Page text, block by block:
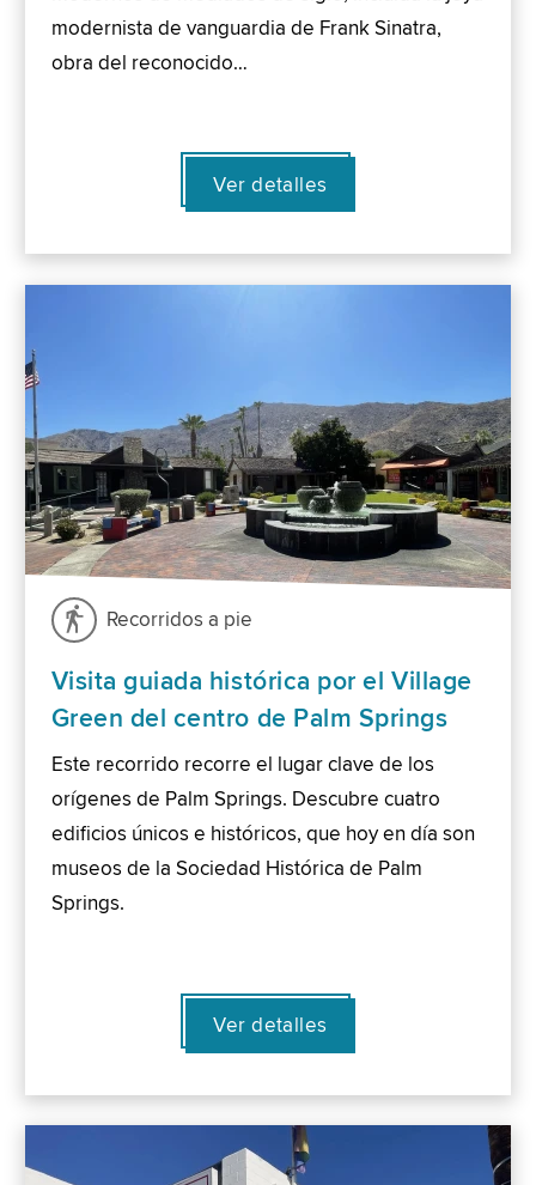
modernista de vanguardia de Frank Sinatra,
obra del reconocido…
Ver detalles
Recorridos a pie
Visita guiada histórica por el Village
Green del centro de Palm Springs
Este recorrido recorre el lugar clave de los
orígenes de Palm Springs. Descubre cuatro
edificios únicos e históricos, que hoy en día son
museos de la Sociedad Histórica de Palm
Springs.
Ver detalles